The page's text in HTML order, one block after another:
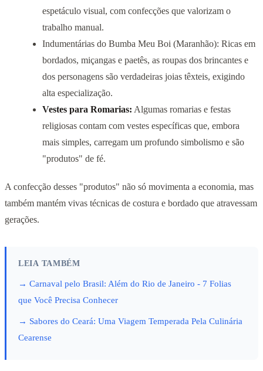
espetáculo visual, com confecções que valorizam o
trabalho manual.
Indumentárias do Bumba Meu Boi (Maranhão): Ricas em
bordados, miçangas e paetês, as roupas dos brincantes e
dos personagens são verdadeiras joias têxteis, exigindo
alta especialização.
Vestes para Romarias: Algumas romarias e festas
religiosas contam com vestes específicas que, embora
mais simples, carregam um profundo simbolismo e são
"produtos" de fé.
A confecção desses "produtos" não só movimenta a economia, mas
também mantém vivas técnicas de costura e bordado que atravessam
gerações.
LEIA TAMBÉM
→ Carnaval pelo Brasil: Além do Rio de Janeiro - 7 Folias
que Você Precisa Conhecer
→ Sabores do Ceará: Uma Viagem Temperada Pela Culinária
Cearense